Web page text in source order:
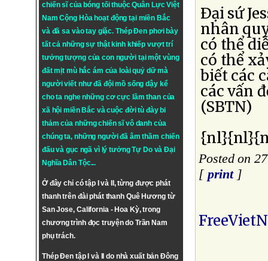
chiến sĩ của bóng tối thuộc Quân Lực Việt
Nam Cộng Hòa hoạt động tại miền Bắc
và đã sa vào tay giặc. Thép Đen phơi bày
tất cả những sự thật kinh khiếp vượt trí
tưởng tượng của con người tại một vùng
đất mịt mù hắc ám của loài quỷ dữ mà
người viết như đã đội mồ sống dậy kể
cho ta nghe những cơ cực lầm than của
xã hội miền Bắc và cuộc đời tù đày bi
thảm của những chiến sĩ vô danh của
chúng ta, những người đã âm thầm chiến
đấu và gục ngã vì lý tưởngTự DovàĐại
Nghĩa Dân Tộc...
Ở đây chỉ có tập I và II, từng được phát
thanh trên đài phát thanh Quê Hương từ
San Jose, California - Hoa Kỳ, trong
chương trình đọc truyện do Trần Nam
phụ trách.
Thép Đen tập I và II do nhà xuất bản Đông
Ðại sứ
nhân
có thể
có thể
biết các
các vấn
(SBTN)
Posted on
[ print]